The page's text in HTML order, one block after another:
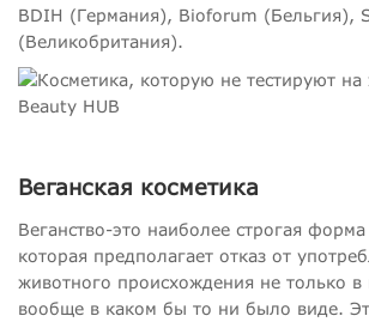
BDIH (Германия), Bioforum (Бельгия),
(Великобритания).
Веганская косметика
Веганство-это наиболее строгая форма
которая предполагает отказ от
животного происхождения не только
вообще в каком бы то ни было виде.